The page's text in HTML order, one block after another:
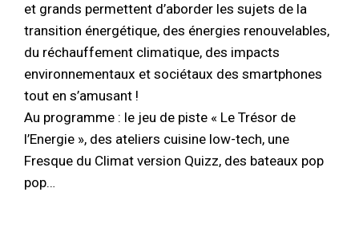
et grands permettent d’aborder les sujets de la
transition énergétique, des énergies renouvelables,
du réchauffement climatique, des impacts
environnementaux et sociétaux des smartphones
tout en s’amusant !
Au programme : le jeu de piste « Le Trésor de
l’Energie », des ateliers cuisine low-tech, une
Fresque du Climat version Quizz, des bateaux pop
pop…